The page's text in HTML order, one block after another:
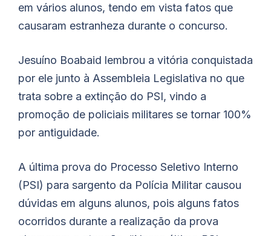
em vários alunos, tendo em vista fatos que
causaram estranheza durante o concurso.
Jesuíno Boabaid lembrou a vitória conquistada
por ele junto à Assembleia Legislativa no que
trata sobre a extinção do PSI, vindo a
promoção de policiais militares se tornar 100%
por antiguidade.
A última prova do Processo Seletivo Interno
(PSI) para sargento da Polícia Militar causou
dúvidas em alguns alunos, pois alguns fatos
ocorridos durante a realização da prova